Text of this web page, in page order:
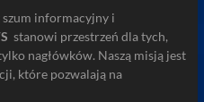
informacyjny i
stanowi przestrzeń dla tych,
nagłówków. Naszą misją jest
które pozwalają na